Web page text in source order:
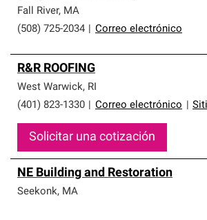
Fall River, MA
(508) 725-2034
Correo electrónico
R&R ROOFING
West Warwick, RI
(401) 823-1330
Correo electrónico
Solicitar una cotización
NE Building and Restoration
Seekonk, MA